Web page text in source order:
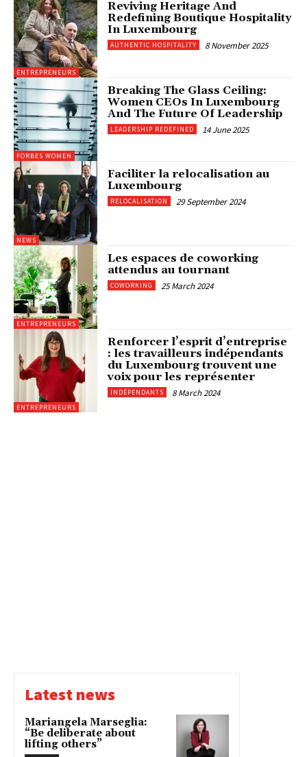
ENTREPRENEURS
Reviving Heritage And
Redefining Boutique Hospitality
In Luxembourg
AUTHENTIC HOSPITALITY 8 November 2025
FORBES WOMEN
Breaking The Glass Ceiling:
Women CEOs In Luxembourg
And The Future Of Leadership
LEADERSHIP REDEFINED 14 June 2025
NEWS
Faciliter la relocalisation au
Luxembourg
RELOCALISATION 29 September 2024
ENTREPRENEURS
Les espaces de coworking
attendus au tournant
COWORKING 25 March 2024
ENTREPRENEURS
Renforcer l’esprit d’entreprise
: les travailleurs indépendants
du Luxembourg trouvent une
voix pour les représenter
INDÉPENDANTS 8 March 2024
Latest news
Mariangela Marseglia:
“Be deliberate about
lifting others”